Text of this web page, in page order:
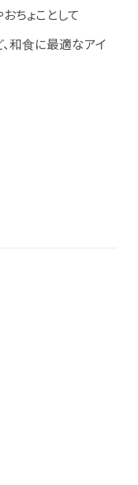
ちょことして
和食に最適なアイ